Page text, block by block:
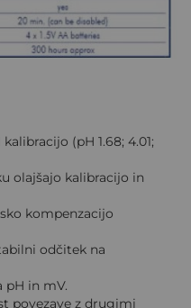
(pH 1.68; 4.01;
olajšajo kalibracijo in
kompenzacijo
odčitek na
pH in mV.
povezave z drugimi